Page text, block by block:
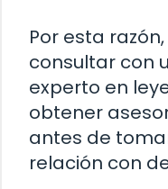
Por esta
consultar con
experto en
obtener
antes de
relación con